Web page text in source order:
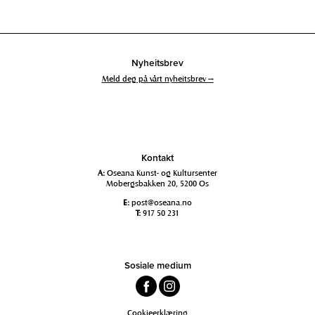
Nyheitsbrev
Meld deg på vårt nyheitsbrev →
Kontakt
A: Oseana Kunst- og Kultursenter
Mobergsbakken 20, 5200 Os
E: post@oseana.no
T: 917 50 231
Sosiale medium
Cookieerklæring